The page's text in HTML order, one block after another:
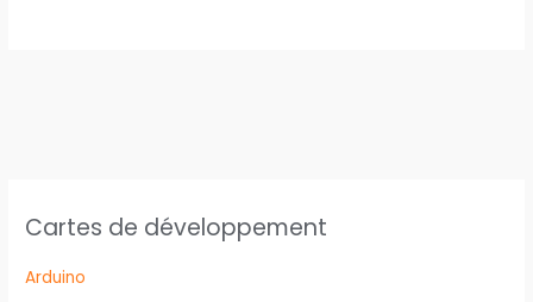
Cartes de développement
Arduino